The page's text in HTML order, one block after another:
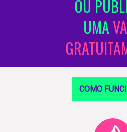
OU
UMA
COMO